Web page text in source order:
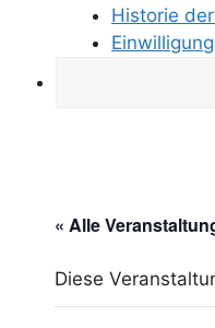
Historie
« Alle
Diese